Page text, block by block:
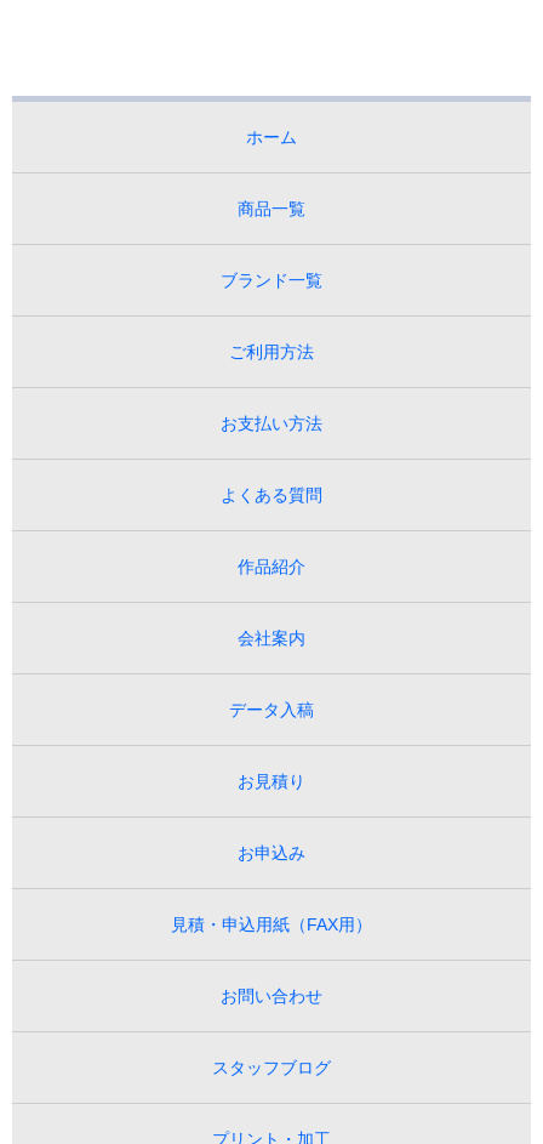
ホーム
商品一覧
ブランド一覧
ご利用方法
お支払い方法
よくある質問
作品紹介
会社案内
データ入稿
お見積り
お申込み
見積・申込用紙（FAX用）
お問い合わせ
スタッフブログ
プリント・加工